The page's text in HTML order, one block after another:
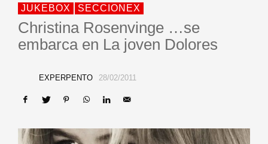
JUKEBOX SECCIONEX
Christina Rosenvinge …se
embarca en La joven Dolores
EXPERPENTO 28/02/2011